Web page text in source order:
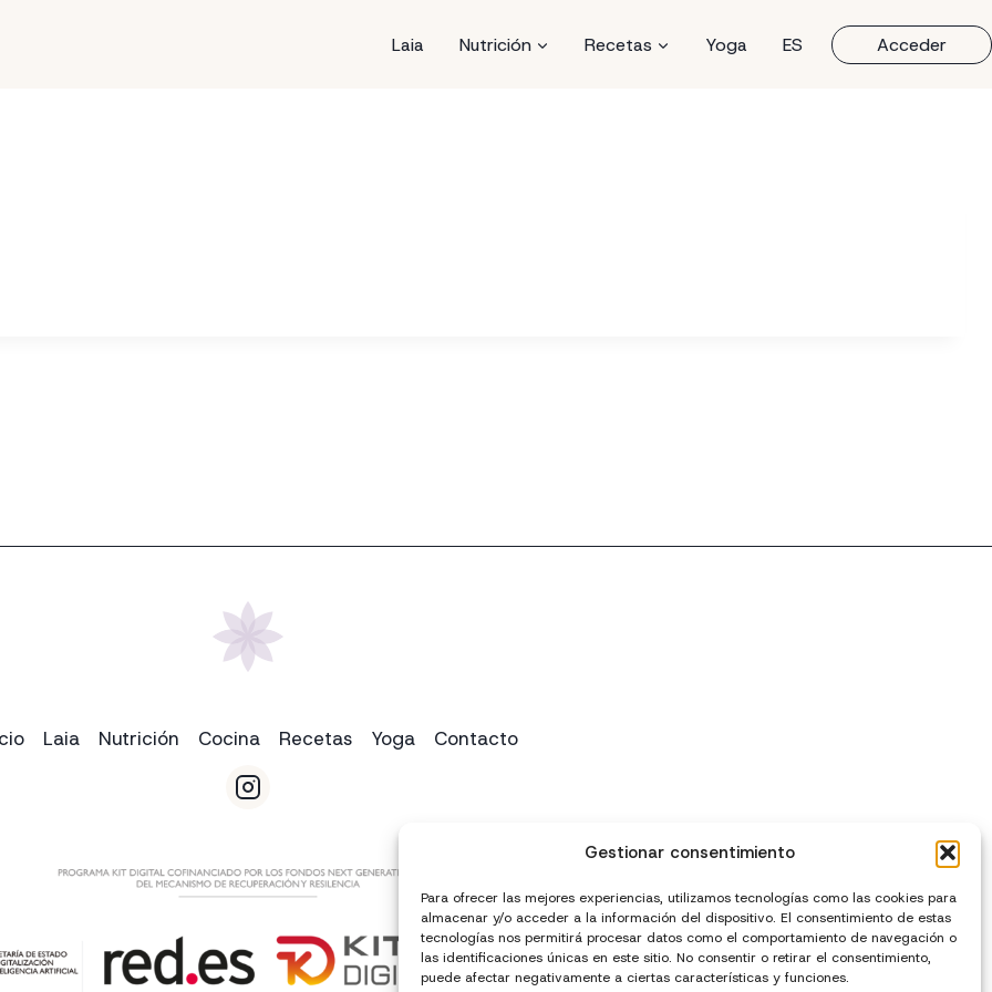
Gestionar consentimiento
Para ofrecer las mejores experiencias, utilizamos tecnologías como las cookies para
almacenar y/o acceder a la información del dispositivo. El consentimiento de estas
tecnologías nos permitirá procesar datos como el comportamiento de navegación o
las identificaciones únicas en este sitio. No consentir o retirar el consentimiento,
puede afectar negativamente a ciertas características y funciones.
Laia Nutrición Recetas Yoga ES Acceder
Laia Nutrición Cocina Recetas Yoga Contacto